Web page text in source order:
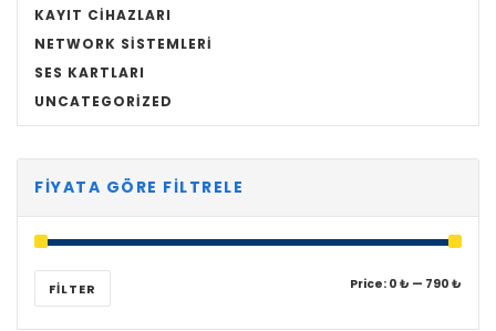
KAYIT CIHAZLARI
NETWORK SISTEMLERI
SES KARTLARI
UNCATEGORIZED
FIYATA GÖRE FILTRELE
FILTER Price: 0 ₺ — 790 ₺